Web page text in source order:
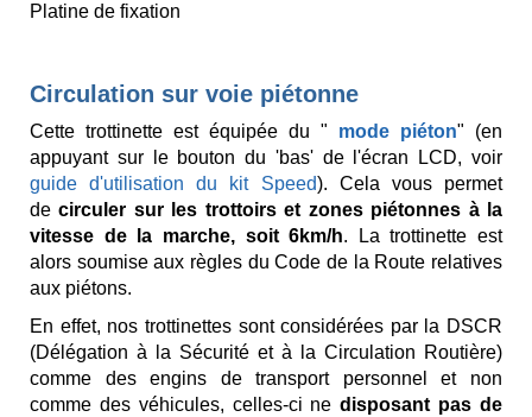
Platine de fixation
Circulation sur voie piétonne
Cette trottinette est équipée du " mode piéton" (en
appuyant sur le bouton du 'bas' de l'écran LCD, voir
guide d'utilisation du kit Speed). Cela vous permet
de circuler sur les trottoirs et zones piétonnes à la
vitesse de la marche, soit 6km/h. La trottinette est
alors soumise aux règles du Code de la Route relatives
aux piétons.
En effet, nos trottinettes sont considérées par la DSCR
(Délégation à la Sécurité et à la Circulation Routière)
comme des engins de transport personnel et non
comme des véhicules, celles-ci nedisposant pas de